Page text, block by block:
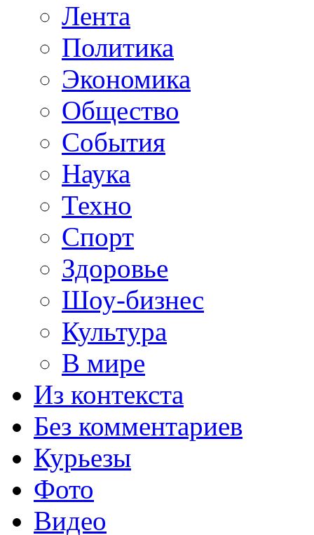
Лента
Политика
Экономика
Общество
События
Наука
Техно
Спорт
Здоровье
Шоу-бизнес
Культура
В мире
Из контекста
Без комментариев
Курьезы
Фото
Видео